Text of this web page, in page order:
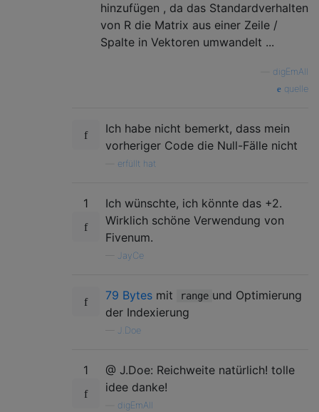
hinzufügen , da das Standardverhalten
von R die Matrix aus einer Zeile /
Spalte in Vektoren umwandelt ...
digEmAll
quelle
Ich habe nicht bemerkt, dass mein
vorheriger Code die Null-Fälle nicht
erfüllt hat
1
Ich wünschte, ich könnte das +2.
Wirklich schöne Verwendung von
Fivenum.
JayCe
79 Bytes mit range und Optimierung
der Indexierung
J.Doe
1
@ J.Doe: Reichweite natürlich! tolle
idee danke!
digEmAll